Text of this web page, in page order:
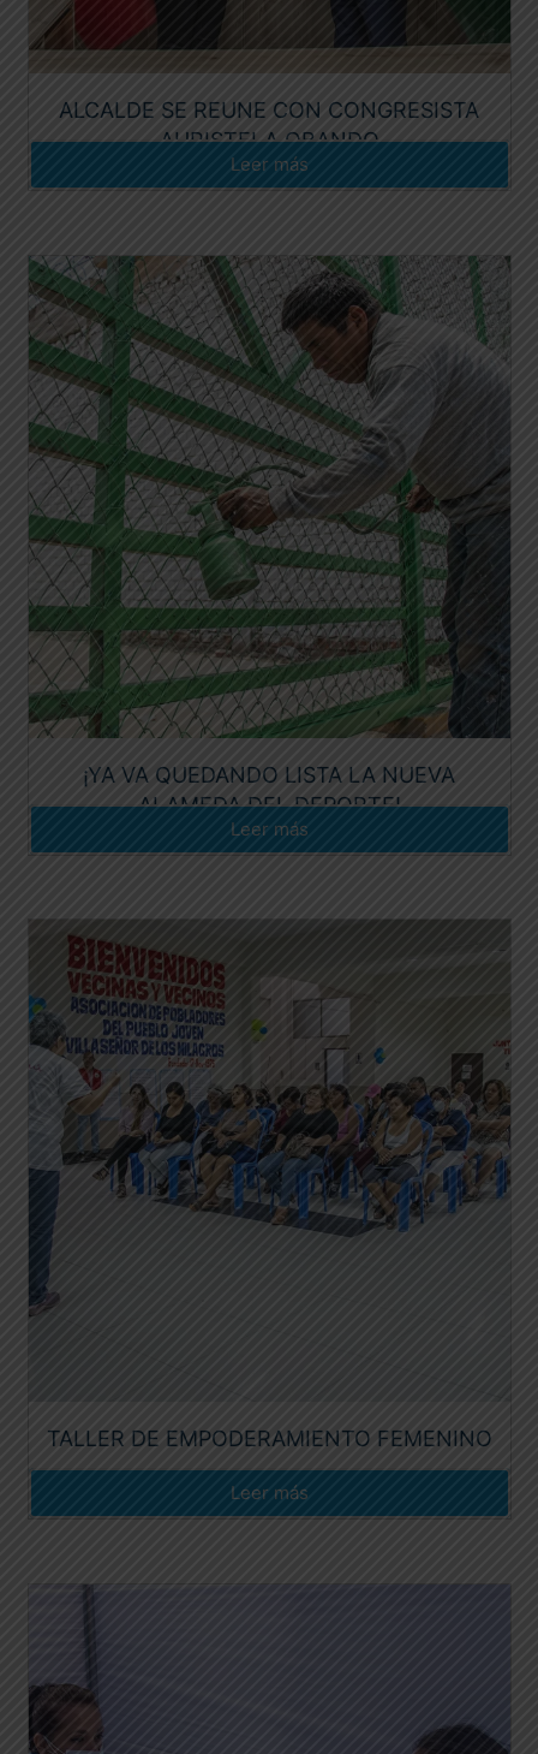
ALCALDE SE REUNE CON CONGRESISTA
AURISTELA OBANDO
Leer más
¡YA VA QUEDANDO LISTA LA NUEVA
ALAMEDA DEL DEPORTE!
Leer más
TALLER DE EMPODERAMIENTO FEMENINO
Leer más